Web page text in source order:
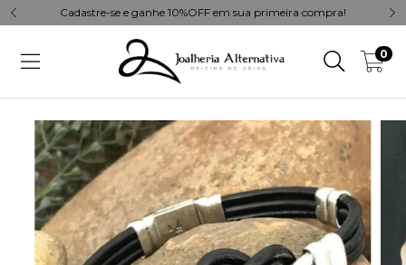
Cadastre-se e ganhe 10%OFF em sua primeira compra!
0